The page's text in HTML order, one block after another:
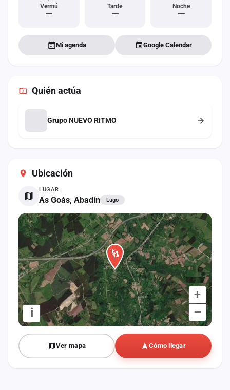
Ubicación
LUGAR
As Goás, Abadín Lugo
+
–
i
Ver mapa Cómo llegar
Vermú
—
Tarde
—
Noche
—
Mi agenda Google Calendar
Quién actúa
Grupo NUEVO RITMO